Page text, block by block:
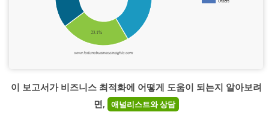
이 보고서가 비즈니스 최적화에 어떻게 도움이 되는지 알아보려
면,
애널리스트와 상담